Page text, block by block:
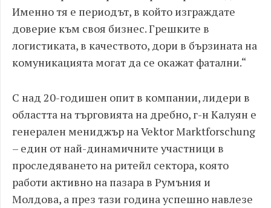
Именно тя е периодът, в който изграждате
доверие към своя бизнес. Грешките в
логистиката, в качеството, дори в бързината на
комуникацията могат да се окажат фатални.“
С над 20-годишен опит в компании, лидери в
областта на търговията на дребно, г-н Калуян е
генерален мениджър на Vektor Marktforschung
– един от най-динамичните участници в
проследяването на ритейл сектора, която
работи активно на пазара в Румъния и
Молдова, а през тази година успешно навлезе